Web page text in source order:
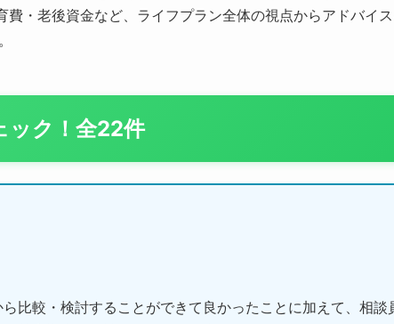
・老後資金など、ライフプラン全体の視点からアドバイ
ック！全22件
比較・検討することができて良かったことに加えて、相談